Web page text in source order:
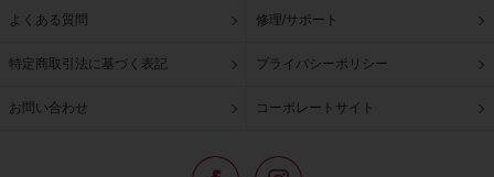
よくある質問 修理/サポート
特定商取引法に基づく表記 プライバシーポリシー
お問い合わせ コーポレートサイト